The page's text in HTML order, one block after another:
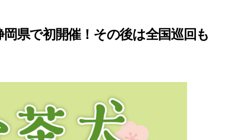
県で初開催！その後は全国巡回も